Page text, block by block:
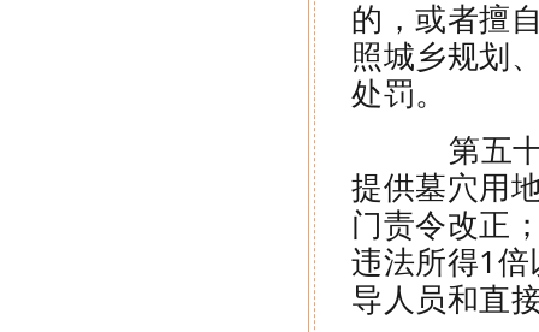
的，或者擅
照城乡规划
处罚。
第五十
提供墓穴用
门责令改正
违法所得1
导人员和直